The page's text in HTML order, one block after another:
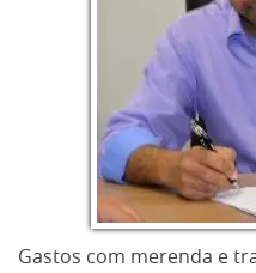
Gastos com merenda e